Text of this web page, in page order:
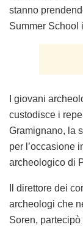
stanno
Summer School
I giovani
custodisce i
Gramignano, la
per l’occasione
archeologico di
Il direttore dei
archeologi che
Soren,